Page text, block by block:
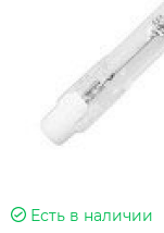
Есть в наличии